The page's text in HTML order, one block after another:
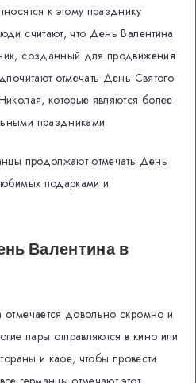
к этому празднику
считают, что День Валентина
созданный для продвижения
отмечать День Святого
которые являются более
праздниками.
продолжают отмечать День
подарками и
Валентина в
довольно скромно и
пары отправляются в кино или
и кафе, чтобы провести